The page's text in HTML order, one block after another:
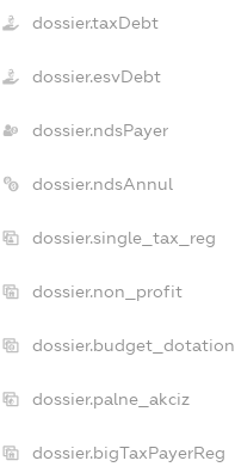
dossier.taxDebt
dossier.esvDebt
dossier.ndsPayer
dossier.ndsAnnul
dossier.single_tax_reg
dossier.non_profit
dossier.budget_dotation
dossier.palne_akciz
dossier.bigTaxPayerReg